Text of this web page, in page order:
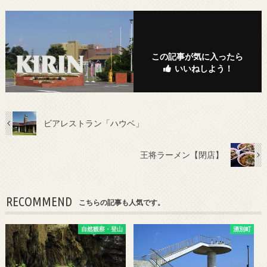
この記事が気に入ったら
いいねしよう！
ビアレストラン「ハウベ」
王将ラーメン【閉店】
RECOMMEND こちらの記事も人気です。
自然観察・登山 湧別町